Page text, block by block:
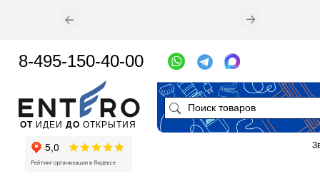
ОТ ИДЕИ ДО ОТКРЫТИЯ
8-495-150-40-00